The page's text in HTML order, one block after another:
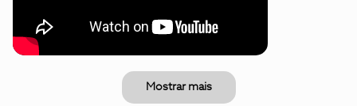
Mostrar mais